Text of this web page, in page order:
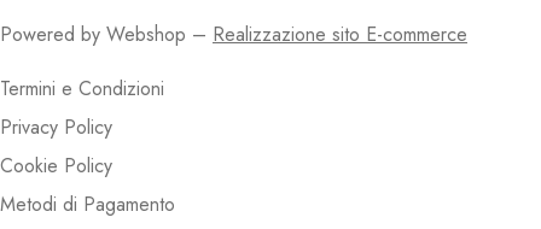
Powered by Webshop – Realizzazione sito E-commerce
Termini e Condizioni
Privacy Policy
Cookie Policy
Metodi di Pagamento